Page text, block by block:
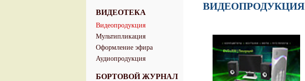
ВИДЕОТЕКА
Видеопродукция
Мультипликация
Оформление эфира
Аудиопродукция
БОРТОВОЙ ЖУРНАЛ
ВИДЕОПРОДУКЦИЯ